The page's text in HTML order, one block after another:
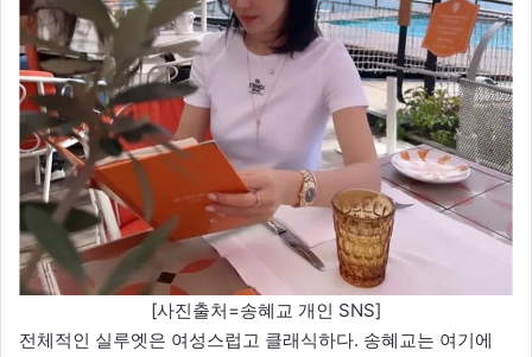
[사진출처=송혜교 개인 SNS]
전체적인 실루엣은 여성스럽고 클래식하다. 송혜교는 여기에